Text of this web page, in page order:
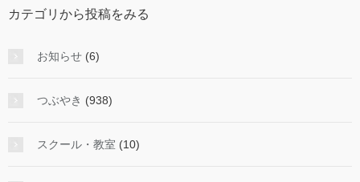
稿
み
カテゴリから投稿をみる
お知らせ (6)
つぶやき (938)
スクール・教室 (10)